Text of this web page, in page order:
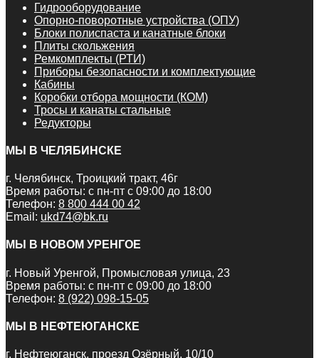
Гидрооборудование
Опорно-поворотные устройства (ОПУ)
Блоки полиспаста и канатные блоки
Плиты скольжения
Ремкомплекты (РТИ)
Приборы безопасности и комплектующие
Кабины
Коробки отбора мощности (КОМ)
Тросы и канаты стальные
Редукторы
МЫ В ЧЕЛЯБИНСКЕ
г. Челябинск, Троицкий тракт, 46г
Время работы: с пн-пт с 09:00 до 18:00
Телефон: 8 800 444 00 42
Email: ukd74@bk.ru
МЫ В НОВОМ УРЕНГОЕ
г. Новый Уренгой, Промысловая улица, 23
Время работы: с пн-пт с 09:00 до 18:00
Телефон: 8 (922) 098-15-05
МЫ В НЕФТЕЮГАНСКЕ
г. Нефтеюганск, проезд Озёрный, 10/10